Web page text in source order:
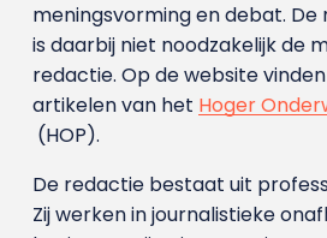
meningsvorming en debat. De
is daarbij niet noodzakelijk de
redactie. Op de website
artikelen van het Hoger
(HOP).
De redactie bestaat uit
Zij werken in journalistieke